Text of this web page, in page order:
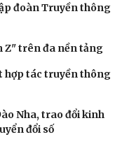
đoàn Truyền thông
Z" trên đa nền tảng
hợp tác truyền thông
Nha, trao đổi kinh
đổi số